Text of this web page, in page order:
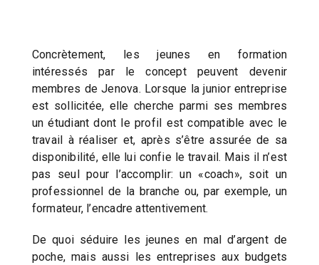
Concrètement, les jeunes en formation
intéressés par le concept peuvent devenir
membres de Jenova. Lorsque la junior entreprise
est sollicitée, elle cherche parmi ses membres
un étudiant dont le profil est compatible avec le
travail à réaliser et, après s’être assurée de sa
disponibilité, elle lui confie le travail. Mais il n’est
pas seul pour l’accomplir: un «coach», soit un
professionnel de la branche ou, par exemple, un
formateur, l’encadre attentivement.
De quoi séduire les jeunes en mal d’argent de
poche, mais aussi les entreprises aux budgets